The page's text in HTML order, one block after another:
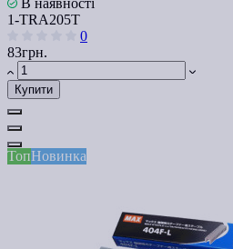
1-TRA205T
0
83грн.
Купити
ТопНовинка